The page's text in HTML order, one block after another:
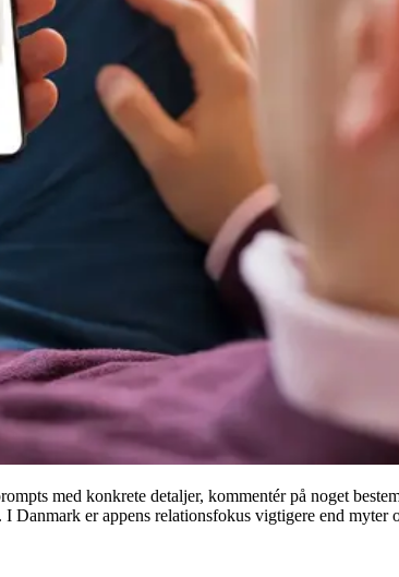
med konkrete detaljer, kommentér på noget
er appens relationsfokus vigtigere end myter